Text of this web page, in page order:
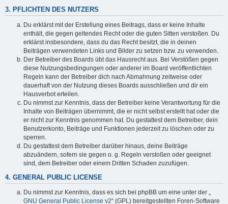
3. PFLICHTEN DES NUTZERS
Du erklärst mit der Erstellung eines Beitrags, dass er keine Inhalte
enthält, die gegen geltendes Recht oder die guten Sitten verstoßen. Du
erklärst insbesondere, dass du das Recht besitzt, die in deinen
Beiträgen verwendeten Links und Bilder zu setzen bzw. zu verwenden.
Der Betreiber des Boards übt das Hausrecht aus. Bei Verstößen gegen
diese Nutzungsbedingungen oder anderer im Board veröffentlichten
Regeln kann der Betreiber dich nach Abmahnung zeitweise oder
dauerhaft von der Nutzung dieses Boards ausschließen und dir ein
Hausverbot erteilen.
Du nimmst zur Kenntnis, dass der Betreiber keine Verantwortung für die
Inhalte von Beiträgen übernimmt, die er nicht selbst erstellt hat oder die
er nicht zur Kenntnis genommen hat. Du gestattest dem Betreiber, dein
Benutzerkonto, Beiträge und Funktionen jederzeit zu löschen oder zu
sperren.
Du gestattest dem Betreiber darüber hinaus, deine Beiträge
abzuändern, sofern sie gegen o. g. Regeln verstoßen oder geeignet
sind, dem Betreiber oder einem Dritten Schaden zuzufügen.
4. GENERAL PUBLIC LICENSE
Du nimmst zur Kenntnis, dass es sich bei phpBB um eine unter der „
GNU General Public License v2“ (GPL) bereitgestellten Foren-Software